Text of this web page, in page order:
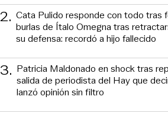
2. Cata Pulido responde con todo tras
burlas de Ítalo Omegna tras
su defensa: recordó a hijo fallecido
3. Patricia Maldonado en shock tras
salida de periodista del Hay que
lanzó opinión sin filtro